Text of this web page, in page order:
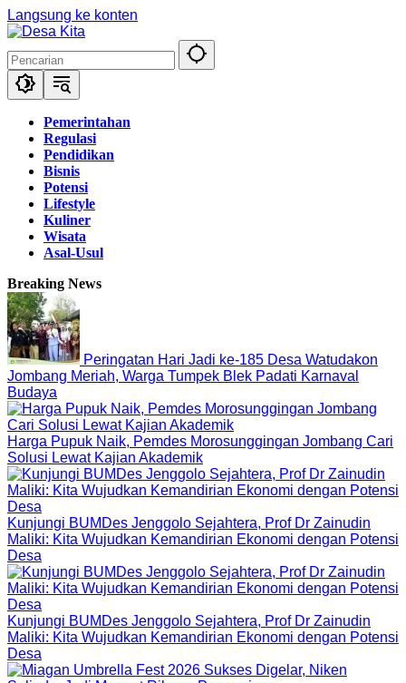
Langsung ke konten
Pemerintahan
Regulasi
Pendidikan
Bisnis
Potensi
Lifestyle
Kuliner
Wisata
Asal-Usul
Breaking News
Peringatan Hari Jadi ke-185 Desa Watudakon
Jombang Meriah, Warga Tumpek Blek Padati Karnaval
Budaya
Harga Pupuk Naik, Pemdes Morosunggingan Jombang Cari
Solusi Lewat Kajian Akademik
Kunjungi BUMDes Jenggolo Sejahtera, Prof Dr Zainudin
Maliki: Kita Wujudkan Kemandirian Ekonomi dengan Potensi
Desa
Kunjungi BUMDes Jenggolo Sejahtera, Prof Dr Zainudin
Maliki: Kita Wujudkan Kemandirian Ekonomi dengan Potensi
Desa